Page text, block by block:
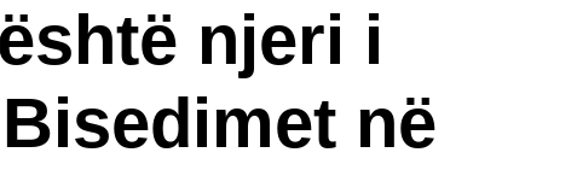
njeri i
në